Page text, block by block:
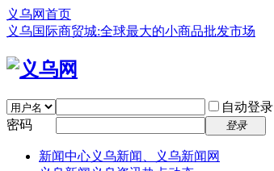
义乌网首页
义乌国际商贸城:全球最大的小商品批发市场
自动登录
密码
登录
新闻中心义乌新闻、义乌新闻网